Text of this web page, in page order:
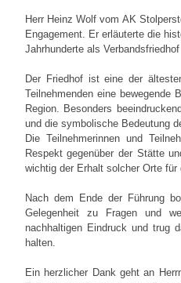
Herr Heinz Wolf vom AK
Engagement. Er erläuterte die
Jahrhunderte als
Der Friedhof ist eine der
Teilnehmenden eine bewegende
Region. Besonders
und die symbolische Bedeutung
Die Teilnehmerinnen und
Respekt gegenüber der Stätte
wichtig der Erhalt solcher Orte für
Nach dem Ende der Führung
Gelegenheit zu Fragen und
nachhaltigen Eindruck und trug
halten.
Ein herzlicher Dank geht an